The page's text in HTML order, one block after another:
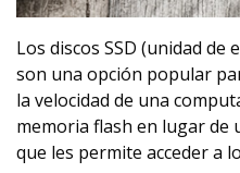
Los discos SSD (unidad
son una opción popular
la velocidad de una
memoria flash en lugar de
que les permite acceder a